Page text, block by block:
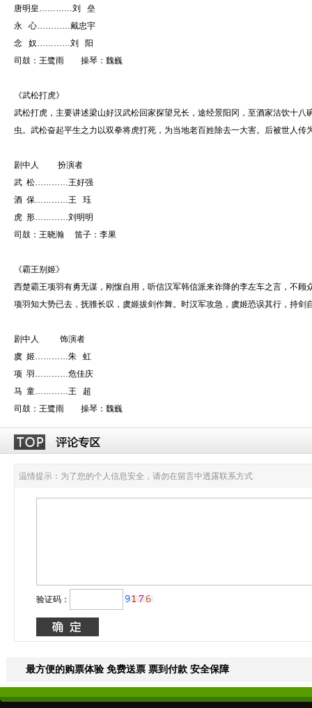
唐明皇…………刘 垒
永 心…………戴忠宇
念 奴…………刘 阳
司鼓：王鹭雨 操琴：魏巍
《武松打虎》
武松打虎，主要讲述梁山好汉武松回家探望兄长，途经景阳冈，至酒家沽饮十
虫。武松奋起平生之力以双拳将虎打死，为当地老百姓除去一大害。后被世人传
剧中人 扮演者
武 松…………王好强
酒 保…………王 珏
虎 形…………刘明明
司鼓：王晓瀚 笛子：李果
《霸王别姬》
西楚霸王项羽有勇无谋，刚愎自用，听信汉军韩信派来诈降的李左车之言，不
项羽知大势已去，抚骓长叹，虞姬拔剑作舞。时汉军攻急，虞姬恐误其行，持剑
剧中人 饰演者
虞 姬…………朱 虹
项 羽…………危佳庆
马 童…………王 超
司鼓：王鹭雨 操琴：魏巍
温情提示：为了您的个人信息安全，请勿在留言中透露联系方式
验证码：
最方便的购票体验 免费送票 票到付款 安全保障